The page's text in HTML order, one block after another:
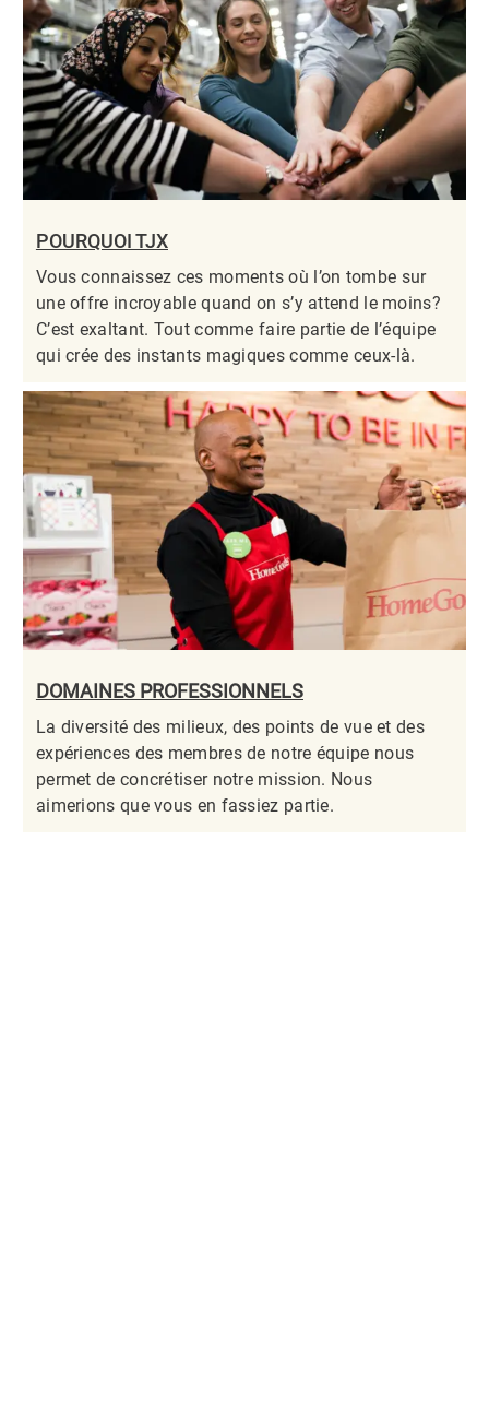
POURQUOI TJX
Vous connaissez ces moments où l’on tombe sur
une offre incroyable quand on s’y attend le moins?
C’est exaltant. Tout comme faire partie de l’équipe
qui crée des instants magiques comme ceux-là.​​​​​​​
DOMAINES PROFESSIONNELS
La diversité des milieux, des points de vue et des
expériences des membres de notre équipe nous
permet de concrétiser notre mission. Nous
aimerions que vous en fassiez partie.​​​​​​​